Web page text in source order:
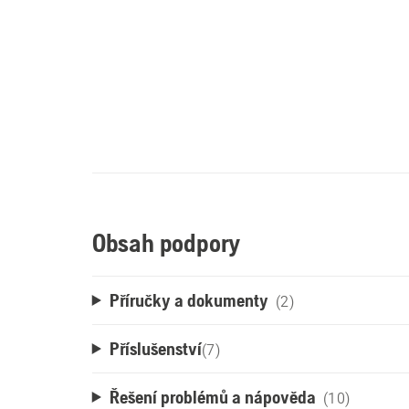
Obsah podpory
Příručky a dokumenty (2)
Příslušenství(7)
Řešení problémů a nápověda (10)